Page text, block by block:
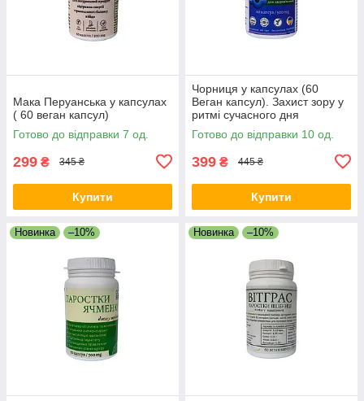
Мака Перуанська у капсулах
( 60 веган капсул)
Готово до відправки 7 од.
299 ₴ 345 ₴
Купити
Чорниця у капсулах (60
Веган капсул). Захист зору у
ритмі сучасного дня
Готово до відправки 10 од.
399 ₴ 445 ₴
Купити
Новинка –10% Новинка –10%